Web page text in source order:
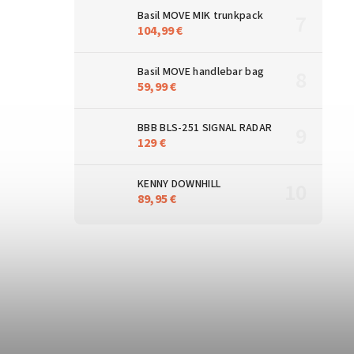
Basil MOVE MIK trunkpack
104,99 €
Basil MOVE handlebar bag
59,99 €
BBB BLS-251 SIGNAL RADAR
129 €
KENNY DOWNHILL
89,95 €